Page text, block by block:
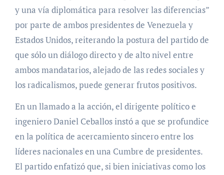
y una vía diplomática para resolver las diferencias”
por parte de ambos presidentes de Venezuela y
Estados Unidos, reiterando la postura del partido de
que sólo un diálogo directo y de alto nivel entre
ambos mandatarios, alejado de las redes sociales y
los radicalismos, puede generar frutos positivos.
En un llamado a la acción, el dirigente político e
ingeniero Daniel Ceballos instó a que se profundice
en la política de acercamiento sincero entre los
líderes nacionales en una Cumbre de presidentes.
El partido enfatizó que, si bien iniciativas como los